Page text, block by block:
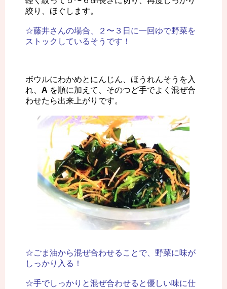
絞り、ほぐします。
☆藤井さんの場合、２〜３日に一回ゆで野菜を
ストックしているそうです！
ボウルにわかめとにんじん、ほうれんそうを入
れ、 A を順に加えて、そのつど手でよく混ぜ合
わせたら出来上がりです。
☆ごま油から混ぜ合わせることで、野菜に味が
しっかり入る！
☆手でしっかりと混ぜ合わせると優しい味に仕